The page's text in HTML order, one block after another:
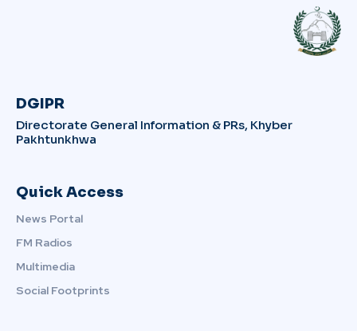
DGIPR
Directorate General Information & PRs, Khyber
Pakhtunkhwa
Quick Access
News Portal
FM Radios
Multimedia
Social Footprints